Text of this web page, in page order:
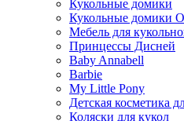
Кукольные домики
Кукольные домики
Мебель для
Принцессы Дисней
Baby Annabell
Barbie
My Little Pony
Детская косметика
Коляски для кукол